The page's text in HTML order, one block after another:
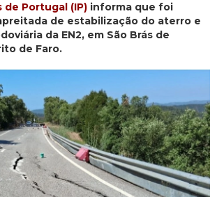
Portugal (IP) informa que foi
de estabilização do aterro e
da EN2, em São Brás de
de Faro.